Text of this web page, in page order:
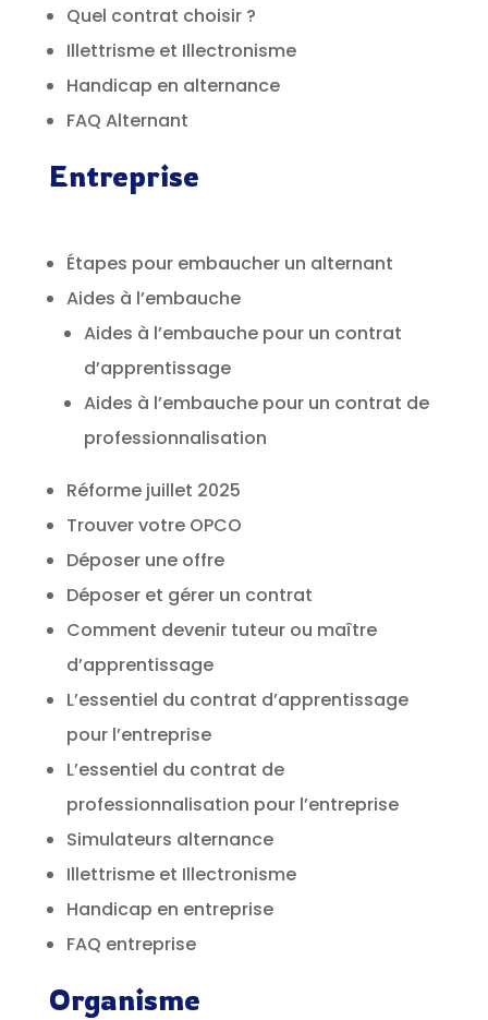
Quel contrat choisir ?
Illettrisme et Illectronisme
Handicap en alternance
FAQ Alternant
Entreprise
Étapes pour embaucher un alternant
Aides à l’embauche
Aides à l’embauche pour un contrat
d’apprentissage
Aides à l’embauche pour un contrat de
professionnalisation
Réforme juillet 2025
Trouver votre OPCO
Déposer une offre
Déposer et gérer un contrat
Comment devenir tuteur ou maître
d’apprentissage
L’essentiel du contrat d’apprentissage
pour l’entreprise
L’essentiel du contrat de
professionnalisation pour l’entreprise
Simulateurs alternance
Illettrisme et Illectronisme
Handicap en entreprise
FAQ entreprise
Organisme